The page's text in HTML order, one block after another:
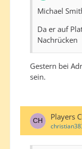
Michael
Da er auf
Nachrücken
Gestern bei
sein.
Players